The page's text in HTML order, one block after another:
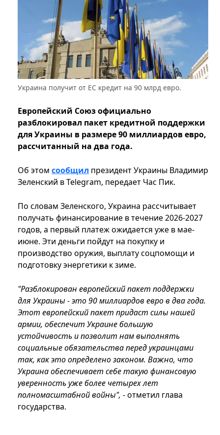
Украина получит от ЕС кредит на 90 млрд евро.
Европейский Союз официально
разблокировал пакет кредитной поддержки
для Украины в размере 90 миллиардов евро,
рассчитанный на два года.
Об этом сообщил президент Украины Владимир
Зеленский в Telegram, передает Час Пик.
По словам Зеленского, Украина рассчитывает
получать финансирование в течение 2026-2027
годов, а первый платеж ожидается уже в мае-
июне. Эти деньги пойдут на покупку и
производство оружия, выплату соцпомощи и
подготовку энергетики к зиме.
"Разблокирован европейский пакет поддержки
для Украины - это 90 миллиардов евро в два года.
Этот европейский пакет придаст силы нашей
армии, обеспечит Украине большую
устойчивость и позволит нам выполнять
социальные обязательства перед украинцами
так, как это определено законом. Важно, что
Украина обеспечивает себе такую финансовую
уверенность уже более четырех лет
полномасштабной войны", - отметил глава
государства.